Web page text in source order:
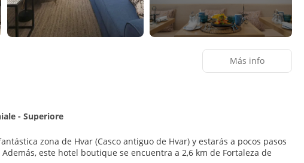
- Superiore
zona de Hvar (Casco antiguo de Hvar) y estarás a pocos pasos
Más info